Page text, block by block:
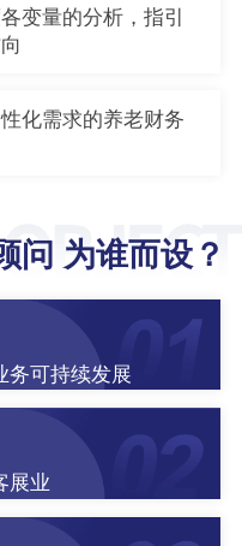
变量的分析，指引
化需求的养老财务
问 为谁而设？
务可持续发展
展业